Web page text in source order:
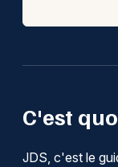
C'est
JDS, c'est le